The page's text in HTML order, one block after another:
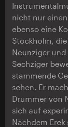
nicht nur
ebenso eine
Stockholm,
Neunziger
Sechziger
stammende
sehen. Er
Drummer von
sich auf
Nachdem